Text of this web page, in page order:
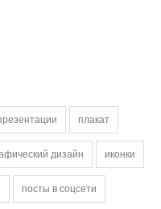
плакат
дизайн иконки
посты в соцсети